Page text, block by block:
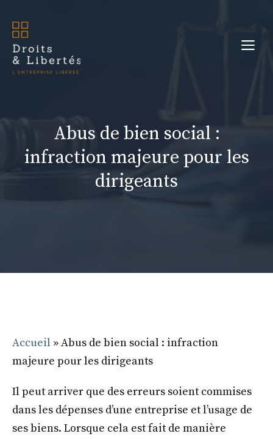
contenu
Abus de bien social :
infraction majeure pour les
dirigeants
Accueil »Abus de bien social : infraction
majeure pour les dirigeants
Il peut arriver que des erreurs soient commises
dans les dépenses d’une entreprise et l’usage de
ses biens. Lorsque cela est fait de manière